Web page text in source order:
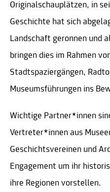
Originalschauplätzen, in
Geschichte hat sich
Landschaft geronnen und
bringen dies im Rahmen
Stadtspaziergängen,
Museumsführungen ins
Wichtige Partner*innen
Vertreter*innen aus
Geschichtsvereinen und
Engagement um ihr
ihre Regionen vorstellen.